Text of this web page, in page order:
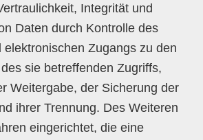
Integrität und
Daten durch Kontrolle des
elektronischen Zugangs zu den
sie betreffenden Zugriffs,
Weitergabe, der Sicherung der
ihrer Trennung. Des Weiteren
eingerichtet, die eine